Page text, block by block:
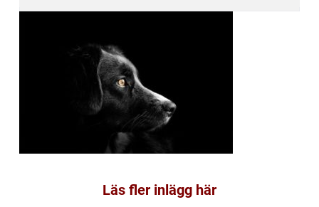
Läs fler inlägg här